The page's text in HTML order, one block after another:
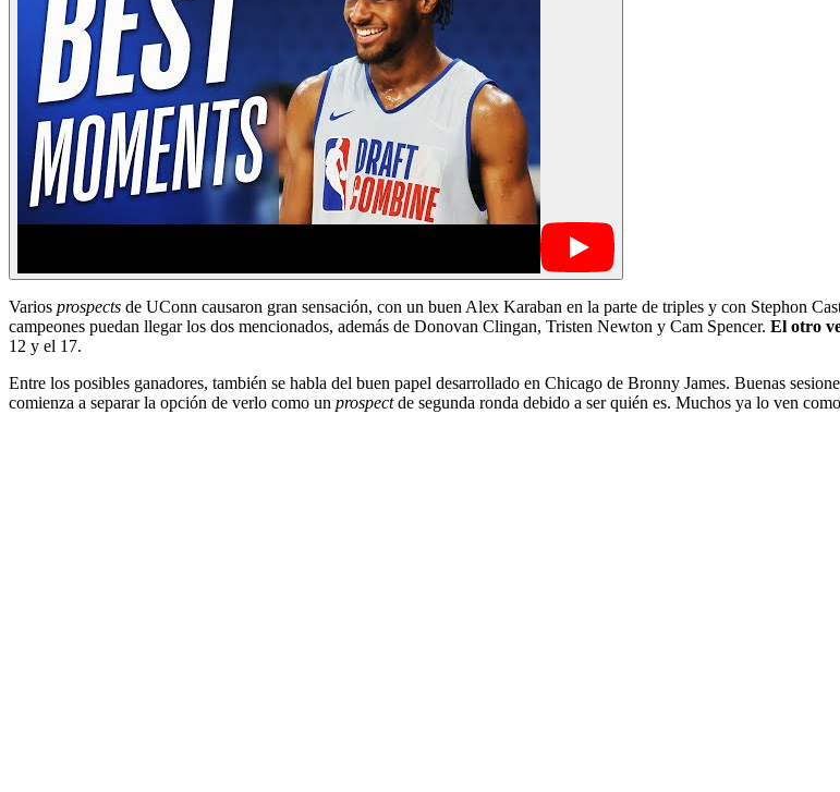
Varios prospects de UConn causaron gran sensación, con un buen Alex Karaban en la parte de triples y con Stephon
campeones puedan llegar los dos mencionados, además de Donovan Clingan, Tristen Newton y Cam Spencer. El otro
12 y el 17.
Entre los posibles ganadores, también se habla del buen papel desarrollado en Chicago de Bronny James. Buenas
comienza a separar la opción de verlo como un prospectde segunda ronda debido a ser quién es. Muchos ya lo ven